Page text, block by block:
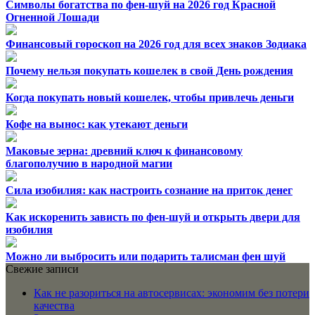
Символы богатства по фен-шуй на 2026 год Красной
Огненной Лошади
Финансовый гороскоп на 2026 год для всех знаков Зодиака
Почему нельзя покупать кошелек в свой День рождения
Когда покупать новый кошелек, чтобы привлечь деньги
Кофе на вынос: как утекают деньги
Маковые зерна: древний ключ к финансовому
благополучию в народной магии
Сила изобилия: как настроить сознание на приток денег
Как искоренить зависть по фен-шуй и открыть двери для
изобилия
Можно ли выбросить или подарить талисман фен шуй
Свежие записи
Как не разориться на автосервисах: экономим без потери
качества